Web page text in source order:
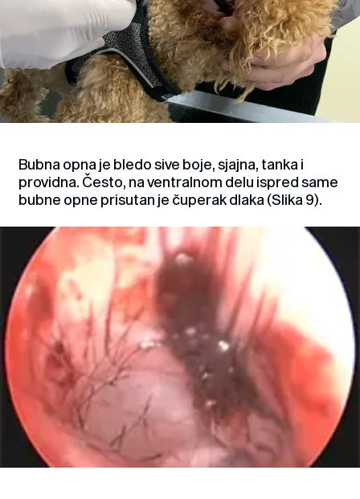
Bubna opna je bledo sive boje, sjajna, tanka i
providna. Često, na ventralnom delu ispred same
bubne opne prisutan je čuperak dlaka (Slika 9).